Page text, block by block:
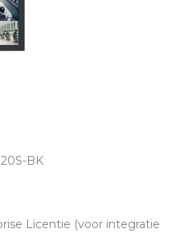
BK
Licentie (voor integratie